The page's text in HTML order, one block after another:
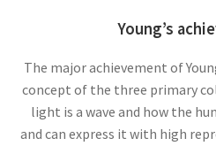
アメリカ関係の物
Young’s
The major achievement of
concept of the three primary
light is a wave and how the
and can express it with high